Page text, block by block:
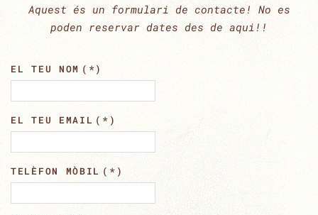
Aquest és un formulari de contacte! No es
poden reservar dates des de aqui!!
EL TEU NOM (*)
EL TEU EMAIL (*)
TELÈFON MÒBIL (*)